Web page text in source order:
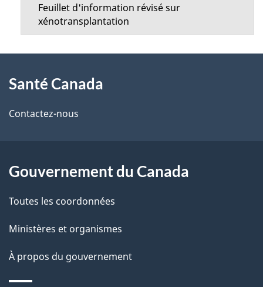
Feuillet d'information révisé sur
xénotransplantation
propos
de
site
Santé Canada
Contactez-nous
Gouvernement du Canada
Toutes les coordonnées
Ministères et organismes
À propos du gouvernement